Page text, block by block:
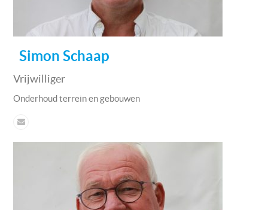
Simon Schaap
Vrijwilliger
Onderhoud terrein en gebouwen